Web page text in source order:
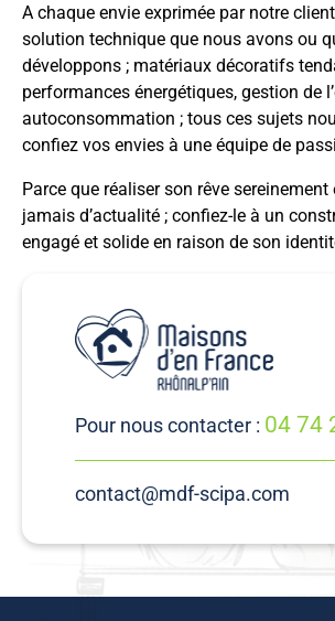
A chaque envie exprimée par notre
solution technique que nous avons ou
développons ; matériaux décoratifs
performances énergétiques, gestion de
autoconsommation ; tous ces sujets
confiez vos envies à une équipe de
Parce que réaliser son rêve
jamais d’actualité ; confiez-le à un
engagé et solide en raison de son
Pour nous contacter : 04 74
contact@mdf-scipa.com